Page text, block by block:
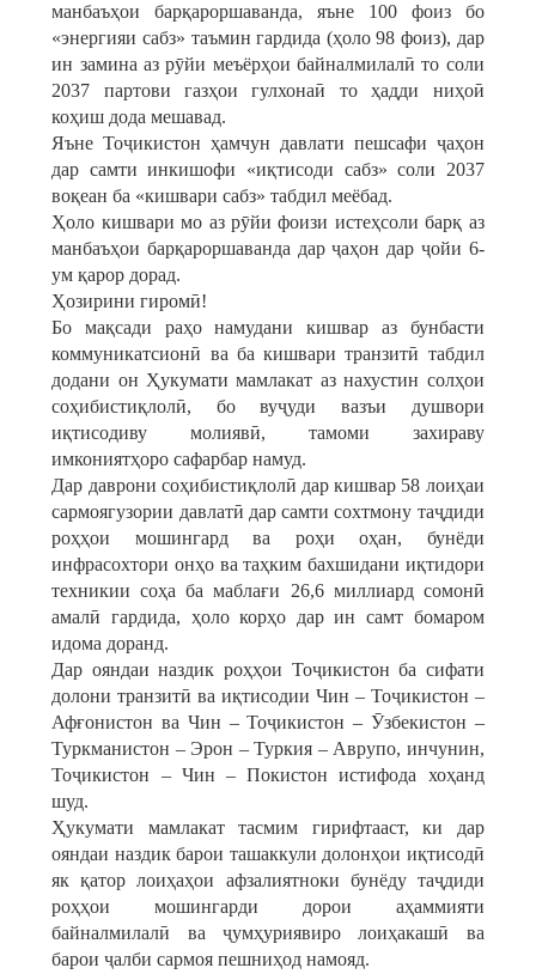
манбаъҳои барқароршаванда, яъне 100 фоиз бо
«энергияи сабз» таъмин гардида (ҳоло 98 фоиз), дар
ин замина аз рӯйи меъёрҳои байналмилалӣ то соли
2037 партови газҳои гулхонаӣ то ҳадди ниҳоӣ
коҳиш дода мешавад.
Яъне Тоҷикистон ҳамчун давлати пешсафи ҷаҳон
дар самти инкишофи «иқтисоди сабз» соли 2037
воқеан ба «кишвари сабз» табдил меёбад.
Ҳоло кишвари мо аз рӯйи фоизи истеҳсоли барқ аз
манбаъҳои барқароршаванда дар ҷаҳон дар ҷойи 6-
ум қарор дорад.
Ҳозирини гиромӣ!
Бо мақсади раҳо намудани кишвар аз бунбасти
коммуникатсионӣ ва ба кишвари транзитӣ табдил
додани он Ҳукумати мамлакат аз нахустин солҳои
соҳибистиқлолӣ, бо вуҷуди вазъи душвори
иқтисодиву молиявӣ, тамоми захираву
имкониятҳоро сафарбар намуд.
Дар даврони соҳибистиқлолӣ дар кишвар 58 лоиҳаи
сармоягузории давлатӣ дар самти сохтмону таҷдиди
роҳҳои мошингард ва роҳи оҳан, бунёди
инфрасохтори онҳо ва таҳким бахшидани иқтидори
техникии соҳа ба маблағи 26,6 миллиард сомонӣ
амалӣ гардида, ҳоло корҳо дар ин самт бомаром
идома доранд.
Дар ояндаи наздик роҳҳои Тоҷикистон ба сифати
долони транзитӣ ва иқтисодии Чин – Тоҷикистон –
Афғонистон ва Чин – Тоҷикистон – Ӯзбекистон –
Туркманистон – Эрон – Туркия – Аврупо, инчунин,
Тоҷикистон – Чин – Покистон истифода хоҳанд
шуд.
Ҳукумати мамлакат тасмим гирифтааст, ки дар
ояндаи наздик барои ташаккули долонҳои иқтисодӣ
як қатор лоиҳаҳои афзалиятноки бунёду таҷдиди
роҳҳои мошингарди дорои аҳаммияти
байналмилалӣ ва ҷумҳуриявиро лоиҳакашӣ ва
барои ҷалби сармоя пешниҳод намояд.